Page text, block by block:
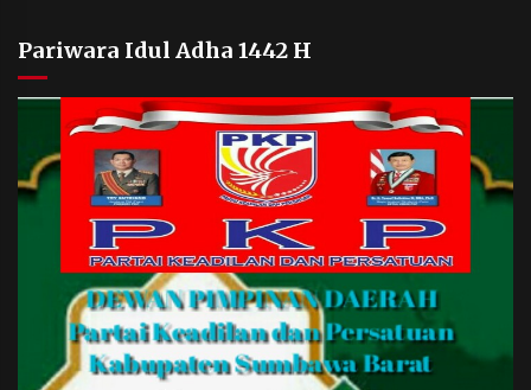
Pariwara Idul Adha 1442 H